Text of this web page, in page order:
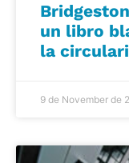
un libro
la
9 de November de